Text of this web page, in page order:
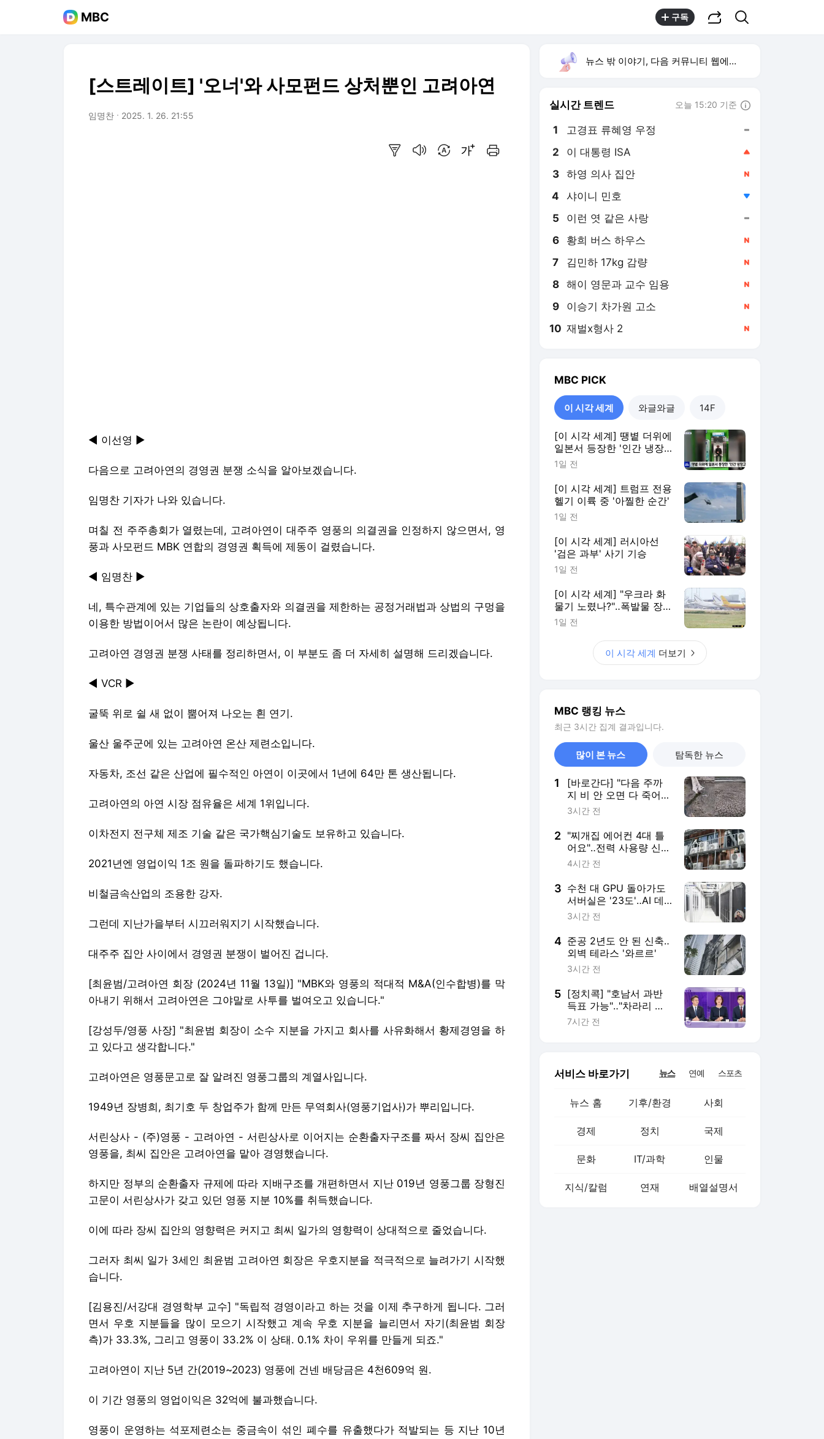
MBC 구독
[스트레이트] '오너'와 사모펀드 상처뿐인 고려아연
임명찬 2025. 1. 26. 21:55
◀ 이선영 ▶
다음으로 고려아연의 경영권 분쟁 소식을 알아보겠습니다.
임명찬 기자가 나와 있습니다.
며칠 전 주주총회가 열렸는데, 고려아연이 대주주 영풍의 의결권을 인정하지 않으면서, 영
풍과 사모펀드 MBK 연합의 경영권 획득에 제동이 걸렸습니다.
◀ 임명찬 ▶
네, 특수관계에 있는 기업들의 상호출자와 의결권을 제한하는 공정거래법과 상법의 구멍을
이용한 방법이어서 많은 논란이 예상됩니다.
고려아연 경영권 분쟁 사태를 정리하면서, 이 부분도 좀 더 자세히 설명해 드리겠습니다.
◀ VCR ▶
굴뚝 위로 쉴 새 없이 뿜어져 나오는 흰 연기.
울산 울주군에 있는 고려아연 온산 제련소입니다.
자동차, 조선 같은 산업에 필수적인 아연이 이곳에서 1년에 64만 톤 생산됩니다.
고려아연의 아연 시장 점유율은 세계 1위입니다.
이차전지 전구체 제조 기술 같은 국가핵심기술도 보유하고 있습니다.
2021년엔 영업이익 1조 원을 돌파하기도 했습니다.
비철금속산업의 조용한 강자.
그런데 지난가을부터 시끄러워지기 시작했습니다.
대주주 집안 사이에서 경영권 분쟁이 벌어진 겁니다.
[최윤범/고려아연 회장 (2024년 11월 13일)] "MBK와 영풍의 적대적 M&A(인수합병)를 막
아내기 위해서 고려아연은 그야말로 사투를 벌여오고 있습니다."
[강성두/영풍 사장] "최윤범 회장이 소수 지분을 가지고 회사를 사유화해서 황제경영을 하
고 있다고 생각합니다."
고려아연은 영풍문고로 잘 알려진 영풍그룹의 계열사입니다.
1949년 장병희, 최기호 두 창업주가 함께 만든 무역회사(영풍기업사)가 뿌리입니다.
서린상사 - (주)영풍 - 고려아연 - 서린상사로 이어지는 순환출자구조를 짜서 장씨 집안은
영풍을, 최씨 집안은 고려아연을 맡아 경영했습니다.
하지만 정부의 순환출자 규제에 따라 지배구조를 개편하면서 지난 019년 영풍그룹 장형진
고문이 서린상사가 갖고 있던 영풍 지분 10%를 취득했습니다.
이에 따라 장씨 집안의 영향력은 커지고 최씨 일가의 영향력이 상대적으로 줄었습니다.
그러자 최씨 일가 3세인 최윤범 고려아연 회장은 우호지분을 적극적으로 늘려가기 시작했
습니다.
[김용진/서강대 경영학부 교수] "독립적 경영이라고 하는 것을 이제 추구하게 됩니다. 그러
면서 우호 지분들을 많이 모으기 시작했고 계속 우호 지분을 늘리면서 자기(최윤범 회장
측)가 33.3%, 그리고 영풍이 33.2% 이 상태. 0.1% 차이 우위를 만들게 되죠."
고려아연이 지난 5년 간(2019~2023) 영풍에 건넨 배당금은 4천609억 원.
이 기간 영풍의 영업이익은 32억에 불과했습니다.
영풍이 운영하는 석포제련소는 중금속이 섞인 폐수를 유출했다가 적발되는 등 지난 10년
뉴스 밖 이야기, 다음 커뮤니티 웹에서 보기
실시간 트렌드 오늘 15:20 기준
1 고경표 류혜영 우정
2 이 대통령 ISA
3 하영 의사 집안
4 샤이니 민호
5 이런 엿 같은 사랑
6 황희 버스 하우스
7 김민하 17kg 감량
8 해이 영문과 교수 임용
9 이승기 차가원 고소
10 재벌x형사 2
MBC PICK
이 시각 세계 와글와글 14F
[이 시각 세계] 땡볕 더위에
일본서 등장한 '인간 냉장
고'
1일 전
[이 시각 세계] 트럼프 전용
헬기 이륙 중 '아찔한 순간'
1일 전
[이 시각 세계] 러시아선
'검은 과부' 사기 기승
1일 전
[이 시각 세계] "우크라 화
물기 노렸나?"‥폭발물 장
착 드론 발견
1일 전
이 시각 세계 더보기
MBC 랭킹 뉴스
최근 3시간 집계 결과입니다.
많이 본 뉴스 탐독한 뉴스
1
[바로간다] "다음 주까
지 비 안 오면 다 죽어"
폭염+가뭄, 유례없는 복
3시간 전
2 "찌개집 에어컨 4대 틀
어요"‥전력 사용량 신기
록 세우나?
4시간 전
3 수천 대 GPU 돌아가도
서버실은 '23도'‥AI 데
이터센터를 식혀라!
3시간 전
4 준공 2년도 안 된 신축‥
외벽 테라스 '와르르'
3시간 전
5 [정치콕] "호남서 과반
득표 가능"‥"차라리 그
래야 분당 안 돼"
7시간 전
서비스 바로가기 뉴스 연예 스포츠
뉴스 홈 기후/환경 사회
경제 정치 국제
문화 IT/과학 인물
지식/칼럼 연재 배열설명서